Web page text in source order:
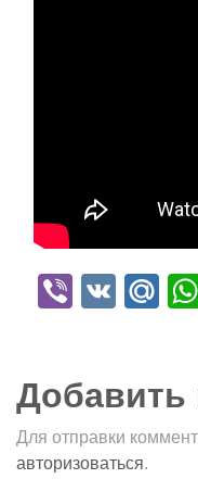
Viber
VK
Добавить
Для отправки
авторизоваться.